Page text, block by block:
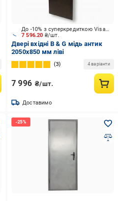
7 596.20 ₴/шт.
До -10% з суперкредиткою Visa Вигода
Двері вхідні B & G мідь антик
2050x850 мм ліві
3 4 варіанти
7 996 ₴/шт.
Доставимо